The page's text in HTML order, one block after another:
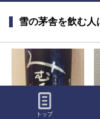
雪の茅舎を飲む人
トップ